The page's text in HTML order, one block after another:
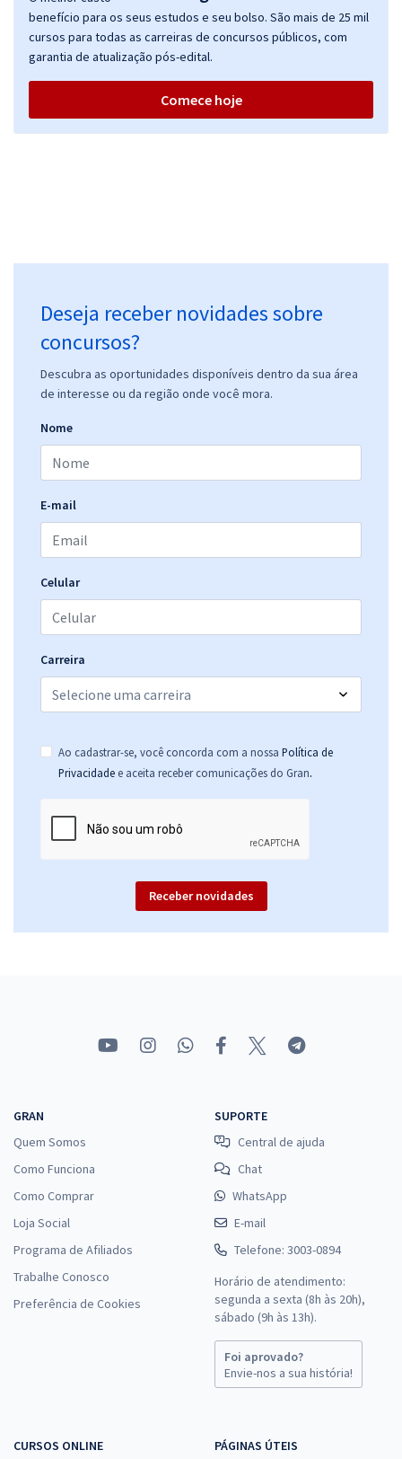
benefício para os seus estudos e seu bolso. São mais de 25 mil
cursos para todas as carreiras de concursos públicos, com
garantia de atualização pós-edital.
Comece hoje
Deseja receber novidades sobre
concursos?
Descubra as oportunidades disponíveis dentro da sua área
de interesse ou da região onde você mora.
Nome
E-mail
Celular
Carreira
Ao cadastrar-se, você concorda com a nossa Política de
Privacidade e aceita receber comunicações do Gran.
Receber novidades
GRAN
Quem Somos
Como Funciona
Como Comprar
Loja Social
Programa de Afiliados
Trabalhe Conosco
Preferência de Cookies
SUPORTE
Central de ajuda
Chat
WhatsApp
E-mail
Telefone: 3003-0894
Horário de atendimento:
segunda a sexta (8h às 20h),
sábado (9h às 13h).
Foi aprovado?
Envie-nos a sua história!
CURSOS ONLINE PÁGINAS ÚTEIS